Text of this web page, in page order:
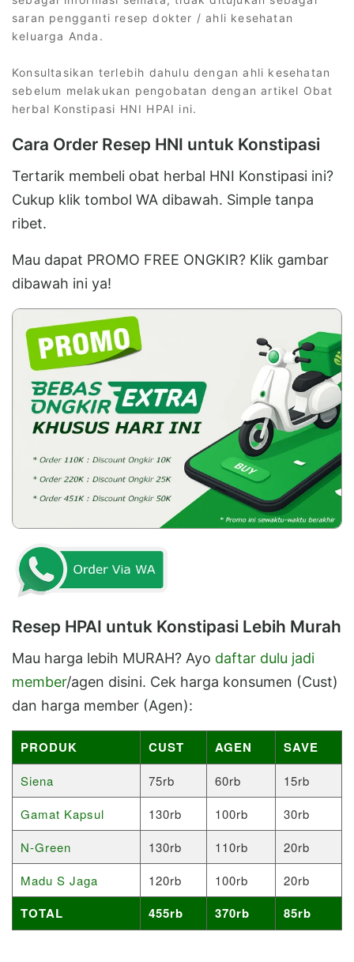
saran pengganti resep dokter / ahli kesehatan
keluarga Anda.
Konsultasikan terlebih dahulu dengan ahli kesehatan
sebelum melakukan pengobatan dengan artikel Obat
herbal Konstipasi HNI HPAI ini.
Cara Order Resep HNI untuk Konstipasi
Tertarik membeli obat herbal HNI Konstipasi ini?
Cukup klik tombol WA dibawah. Simple tanpa
ribet.
Mau dapat PROMO FREE ONGKIR? Klik gambar
dibawah ini ya!
Resep HPAI untuk Konstipasi Lebih Murah
Mau harga lebih MURAH? Ayo daftar dulu jadi
member/agen disini. Cek harga konsumen (Cust)
dan harga member (Agen):
PRODUK CUST AGEN SAVE
Siena 75rb 60rb
15rb
Gamat Kapsul
130rb 100rb
30rb
N-Green
130rb 110rb
20rb
Madu S Jaga
120rb 100rb 20rb
TOTAL 455rb 370rb 85rb